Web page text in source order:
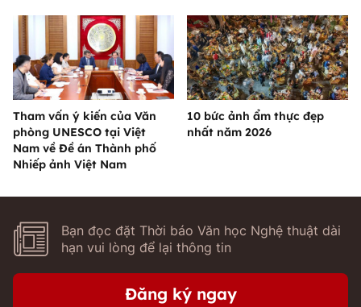
Tham vấn ý kiến của Văn
phòng UNESCO tại Việt
Nam về Đề án Thành phố
Nhiếp ảnh Việt Nam
10 bức ảnh ẩm thực đẹp
nhất năm 2026
Bạn đọc đặt Thời báo Văn học Nghệ thuật dài
hạn vui lòng để lại thông tin
Đăng ký ngay